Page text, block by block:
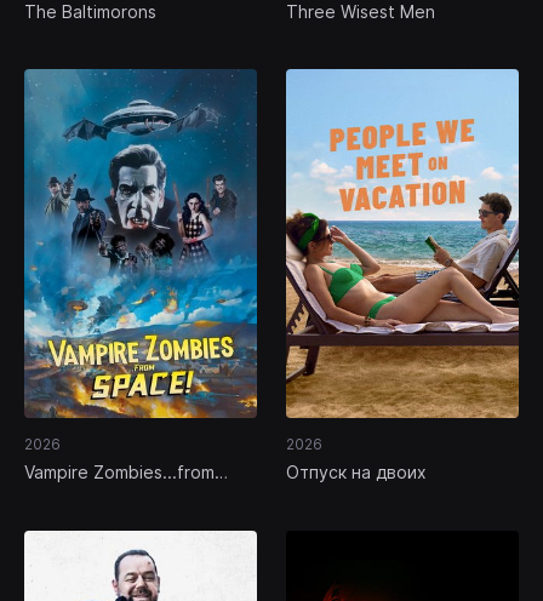
The Baltimorons Three Wisest Men
2026
Vampire Zombies...from
2026
Отпуск на двоих